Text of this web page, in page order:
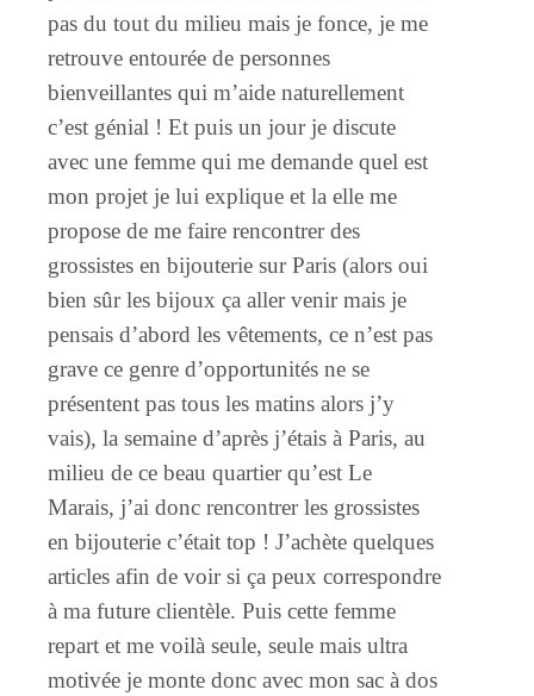
pas du tout du milieu mais je fonce, je me
retrouve entourée de personnes
bienveillantes qui m’aide naturellement
c’est génial ! Et puis un jour je discute
avec une femme qui me demande quel est
mon projet je lui explique et la elle me
propose de me faire rencontrer des
grossistes en bijouterie sur Paris (alors oui
bien sûr les bijoux ça aller venir mais je
pensais d’abord les vêtements, ce n’est pas
grave ce genre d’opportunités ne se
présentent pas tous les matins alors j’y
vais), la semaine d’après j’étais à Paris, au
milieu de ce beau quartier qu’est Le
Marais, j’ai donc rencontrer les grossistes
en bijouterie c’était top ! J’achète quelques
articles afin de voir si ça peux correspondre
à ma future clientèle. Puis cette femme
repart et me voilà seule, seule mais ultra
motivée je monte donc avec mon sac à dos